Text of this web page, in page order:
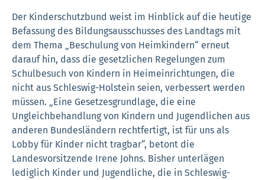
Der Kinderschutzbund weist im Hinblick auf die heutige
Befassung des Bildungsausschusses des Landtags mit
dem Thema „Beschulung von Heimkindern“ erneut
darauf hin, dass die gesetzlichen Regelungen zum
Schulbesuch von Kindern in Heimeinrichtungen, die
nicht aus Schleswig-Holstein seien, verbessert werden
müssen. „Eine Gesetzesgrundlage, die eine
Ungleichbehandlung von Kindern und Jugendlichen aus
anderen Bundesländern rechtfertigt, ist für uns als
Lobby für Kinder nicht tragbar“, betont die
Landesvorsitzende Irene Johns. Bisher unterlägen
lediglich Kinder und Jugendliche, die in Schleswig-